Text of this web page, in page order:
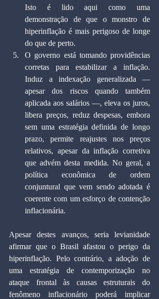
Isto é lido aqui como uma
demonstração de que o monstro de
hiperinflação é mais perigoso de longe
do que de perto.
O governo está tomando providências
corretas para estabilizar a inflação.
Induz a indexação generalizada —
apesar dos riscos quando também
aplicada aos salários —, eleva os juros,
libera preços, reduz despesas, embora
sem uma estratégia definida de longo
prazo, permite reajustes nos preços
relativos, apesar da inflação corretiva
que advém desta medida. No geral, a
política econômica de ordem
conjuntural que vem sendo adotada é
coerente com um esforço de contenção
inflacionária.
Apesar destes avanços, seria levianidade
afirmar que o Brasil afastou o perigo da
hiperinflação. Pelo contrário, a adoção de
uma estratégia de contemporização no
ataque frontal às causas estruturais do
fenômeno inflacionário poderá implicar